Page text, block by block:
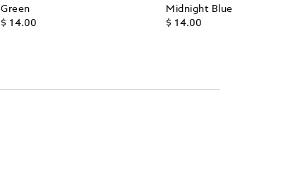
Green
$ 14.00
Midnight Blue
$ 14.00